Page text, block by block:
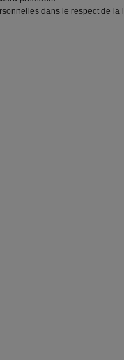
dans le respect de